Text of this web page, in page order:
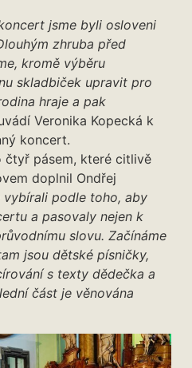
jsme byli osloveni
zhruba před
kromě výběru
skladbiček upravit pro
hraje a pak
Veronika Kopecká k
koncert.
čtyř pásem, které citlivě
doplnil Ondřej
vybírali podle toho, aby
a pasovaly nejen k
slovu. Začínáme
jsou dětské písničky,
s texty dědečka a
část je věnována